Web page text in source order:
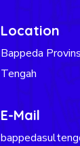
Location
Bappeda
Tengah
E-Mail